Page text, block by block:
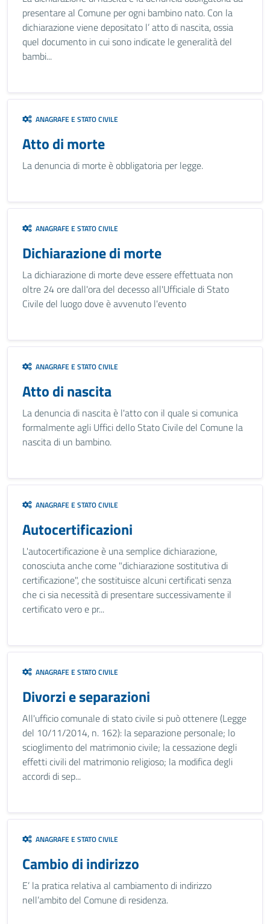
presentare al Comune per ogni bambino nato. Con la
dichiarazione viene depositato l’ atto di nascita, ossia
quel documento in cui sono indicate le generalità del
bambi...
ANAGRAFE E STATO CIVILE
Atto di morte
La denuncia di morte è obbligatoria per legge.
ANAGRAFE E STATO CIVILE
Dichiarazione di morte
La dichiarazione di morte deve essere effettuata non
oltre 24 ore dall'ora del decesso all'Ufficiale di Stato
Civile del luogo dove è avvenuto l'evento
ANAGRAFE E STATO CIVILE
Atto di nascita
La denuncia di nascita è l'atto con il quale si comunica
formalmente agli Uffici dello Stato Civile del Comune la
nascita di un bambino.
ANAGRAFE E STATO CIVILE
Autocertificazioni
L'autocertificazione è una semplice dichiarazione,
conosciuta anche come "dichiarazione sostitutiva di
certificazione", che sostituisce alcuni certificati senza
che ci sia necessità di presentare successivamente il
certificato vero e pr...
ANAGRAFE E STATO CIVILE
Divorzi e separazioni
All'ufficio comunale di stato civile si può ottenere (Legge
del 10/11/2014, n. 162): la separazione personale; lo
scioglimento del matrimonio civile; la cessazione degli
effetti civili del matrimonio religioso; la modifica degli
accordi di sep...
ANAGRAFE E STATO CIVILE
Cambio di indirizzo
E’ la pratica relativa al cambiamento di indirizzo
nell’ambito del Comune di residenza.